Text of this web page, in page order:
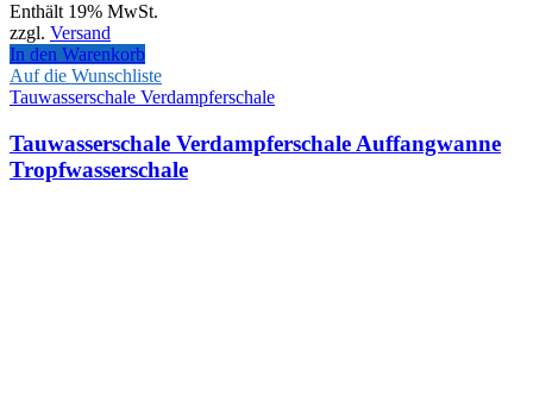
Enthält 19% MwSt.
zzgl. Versand
In den Warenkorb
Auf die Wunschliste
Tauwasserschale Verdampferschale
Tauwasserschale Verdampferschale Auffangwanne
Tropfwasserschale